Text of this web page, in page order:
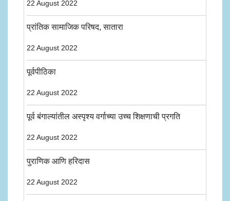
22 August 2022
प्रांतिक सामाजिक परिषद, सातारा
22 August 2022
पूर्वपीठिका
22 August 2022
पूर्व बंगाल्यांतील अस्पृश्य वर्गाच्या उच्च शिक्षणाची प्रगति
22 August 2022
पुराणिक आणि हरिदास
22 August 2022